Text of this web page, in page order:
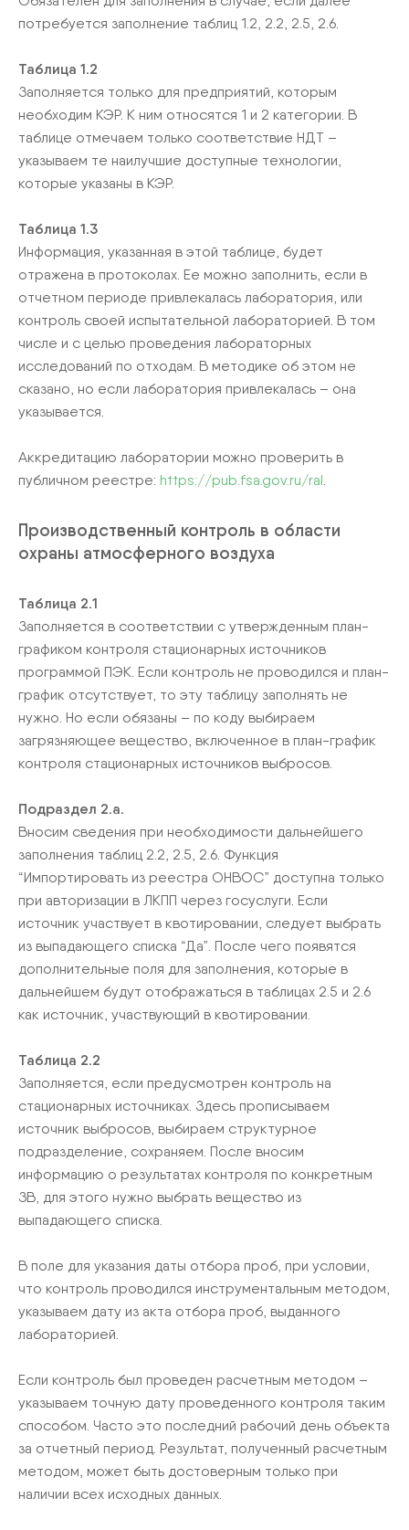
потребуется заполнение таблиц 1.2, 2.2, 2.5, 2.6.
Таблица 1.2
Заполняется только для предприятий, которым
необходим КЭР. К ним относятся 1 и 2 категории. В
таблице отмечаем только соответствие НДТ –
указываем те наилучшие доступные технологии,
которые указаны в КЭР.
Таблица 1.3
Информация, указанная в этой таблице, будет
отражена в протоколах. Ее можно заполнить, если в
отчетном периоде привлекалась лаборатория, или
контроль своей испытательной лабораторией. В том
числе и с целью проведения лабораторных
исследований по отходам. В методике об этом не
сказано, но если лаборатория привлекалась – она
указывается.
Аккредитацию лаборатории можно проверить в
публичном реестре: https://pub.fsa.gov.ru/ral.
Производственный контроль в области
охраны атмосферного воздуха
Таблица 2.1
Заполняется в соответствии с утвержденным план-
графиком контроля стационарных источников
программой ПЭК. Если контроль не проводился и план-
график отсутствует, то эту таблицу заполнять не
нужно. Но если обязаны – по коду выбираем
загрязняющее вещество, включенное в план-график
контроля стационарных источников выбросов.
Подраздел 2.а.
Вносим сведения при необходимости дальнейшего
заполнения таблиц 2.2, 2.5, 2.6. Функция
“Импортировать из реестра ОНВОС” доступна только
при авторизации в ЛКПП через госуслуги. Если
источник участвует в квотировании, следует выбрать
из выпадающего списка “Да”. После чего появятся
дополнительные поля для заполнения, которые в
дальнейшем будут отображаться в таблицах 2.5 и 2.6
как источник, участвующий в квотировании.
Таблица 2.2
Заполняется, если предусмотрен контроль на
стационарных источниках. Здесь прописываем
источник выбросов, выбираем структурное
подразделение, сохраняем. После вносим
информацию о результатах контроля по конкретным
ЗВ, для этого нужно выбрать вещество из
выпадающего списка.
В поле для указания даты отбора проб, при условии,
что контроль проводился инструментальным методом,
указываем дату из акта отбора проб, выданного
лабораторией.
Если контроль был проведен расчетным методом –
указываем точную дату проведенного контроля таким
способом. Часто это последний рабочий день объекта
за отчетный период. Результат, полученный расчетным
методом, может быть достоверным только при
наличии всех исходных данных.